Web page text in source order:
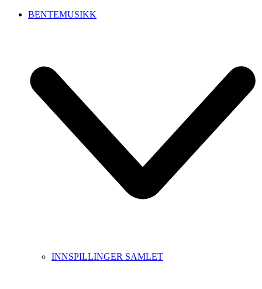
BENTEMUSIKK
INNSPILLINGER SAMLET